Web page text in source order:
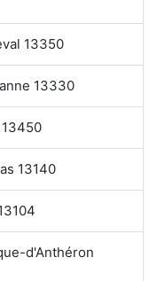
13350
13330
13140
d'Anthéron